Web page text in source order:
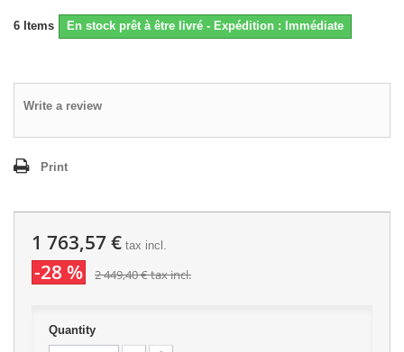
6 Items En stock prêt à être livré - Expédition : Immédiate
Write a review
Print
1 763,57 € tax incl.
-28 % 2 449,40 €tax incl.
Quantity